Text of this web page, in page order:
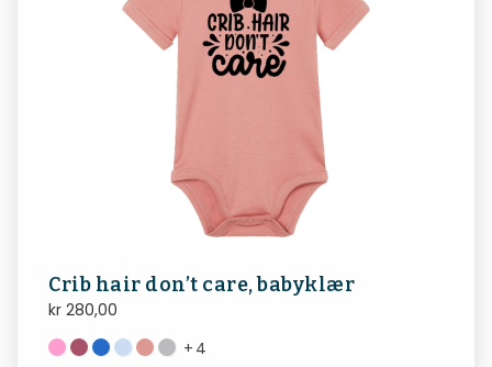
Crib hair don’t care, babyklær
kr 280,00
+ 4